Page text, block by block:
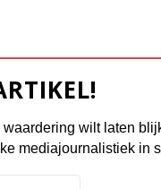
wilt laten
mediajournalistiek in